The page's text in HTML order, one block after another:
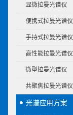
显微拉曼光谱仪
便携式拉曼光谱仪
手持式拉曼光谱仪
高性能拉曼光谱仪
微型拉曼光谱仪
共聚焦拉曼光谱仪
光谱应用方案